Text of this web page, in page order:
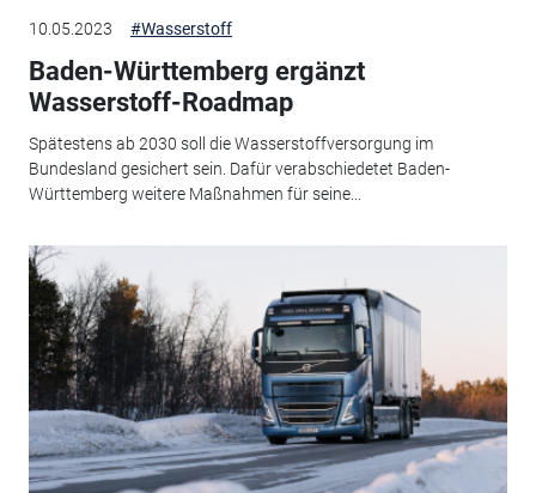
10.05.2023 #Wasserstoff
Baden-Württemberg ergänzt
Wasserstoff-Roadmap
Spätestens ab 2030 soll die Wasserstoffversorgung im
Bundesland gesichert sein. Dafür verabschiedetet Baden-
Württemberg weitere Maßnahmen für seine...